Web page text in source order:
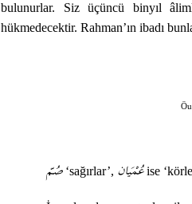
bulunurlar. Siz üçüncü binyıl
hükmedecektir. Rahman’ın ibadı
صُمّ‘sağırlar’, عُمْيَانise